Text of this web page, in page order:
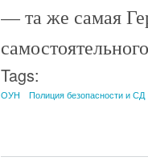
— та же самая
Tags:
ОУН Полиция безопасности и СД